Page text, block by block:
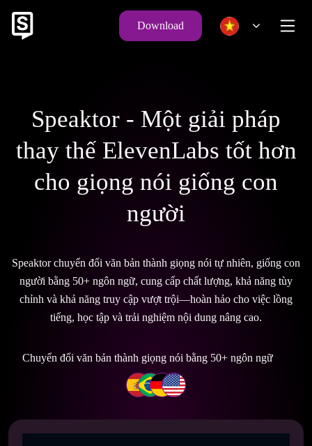
Download
Speaktor - Một giải pháp
thay thế ElevenLabs tốt hơn
cho giọng nói giống con
người
Speaktor chuyển đổi văn bản thành giọng nói tự nhiên, giống con
người bằng 50+ ngôn ngữ, cung cấp chất lượng, khả năng tùy
chỉnh và khả năng truy cập vượt trội—hoàn hảo cho việc lồng
tiếng, học tập và trải nghiệm nội dung nâng cao.
Chuyển đổi văn bản thành giọng nói bằng 50+ ngôn ngữ